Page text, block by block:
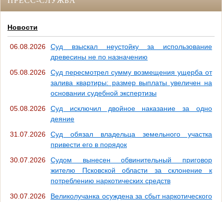
Новости
06.08.2026
Суд взыскал неустойку за использование
древесины не по назначению
05.08.2026
Суд пересмотрел сумму возмещения ущерба от
залива квартиры: размер выплаты увеличен на
основании судебной экспертизы
05.08.2026
Суд исключил двойное наказание за одно
деяние
31.07.2026
Суд обязал владельца земельного участка
привести его в порядок
30.07.2026
Судом вынесен обвинительный приговор
жителю Псковской области за склонение к
потреблению наркотических средств
30.07.2026
Великолучанка осуждена за сбыт наркотического